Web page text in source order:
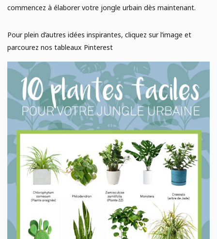
commencez à élaborer votre jongle urbain dès maintenant.
Pour plein d’autres idées inspirantes, cliquez sur l’image et
parcourez nos tableaux Pinterest